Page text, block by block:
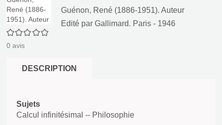
0/5
0 avis
Guénon, René (1886-1951). Auteur
Edité par Gallimard. Paris - 1946
DESCRIPTION
Sujets
Calcul infinitésimal -- Philosophie